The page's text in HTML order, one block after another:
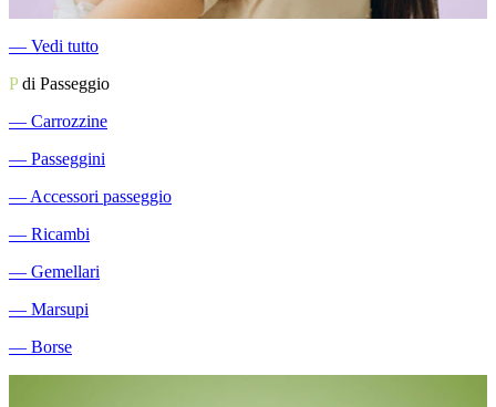
― Vedi tutto
Pdi Passeggio
― Carrozzine
― Passeggini
― Accessori passeggio
― Ricambi
― Gemellari
― Marsupi
― Borse